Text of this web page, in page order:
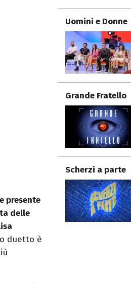
presente
delle
duetto è
Uomini e Donne
Grande Fratello
Scherzi a parte